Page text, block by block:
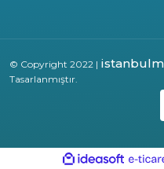
© Copyright 2022 |
Tasarlanmıştır.
ideasoft